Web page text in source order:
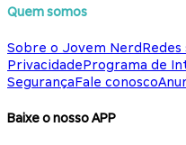
Quem somos
Sobre o Jovem NerdRedes
PrivacidadePrograma de
SegurançaFale conosco
Baixe o nosso APP